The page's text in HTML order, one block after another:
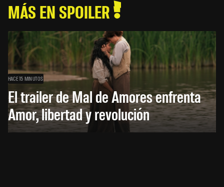
MÁS EN SPOILER
HACE 15 MINUTOS
El trailer de Mal de Amores enfrenta
Amor, libertad y revolución